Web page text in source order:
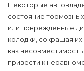
Некоторые
состояние
или поврежденные
колодки, сокращая
как
привести к